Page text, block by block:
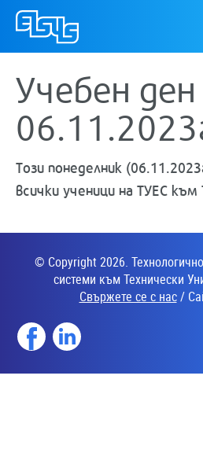
Учебен
Този понеделник
всички ученици на ТУЕС
© Copyright 2026.
системи към Технически
Свържете се с нас/